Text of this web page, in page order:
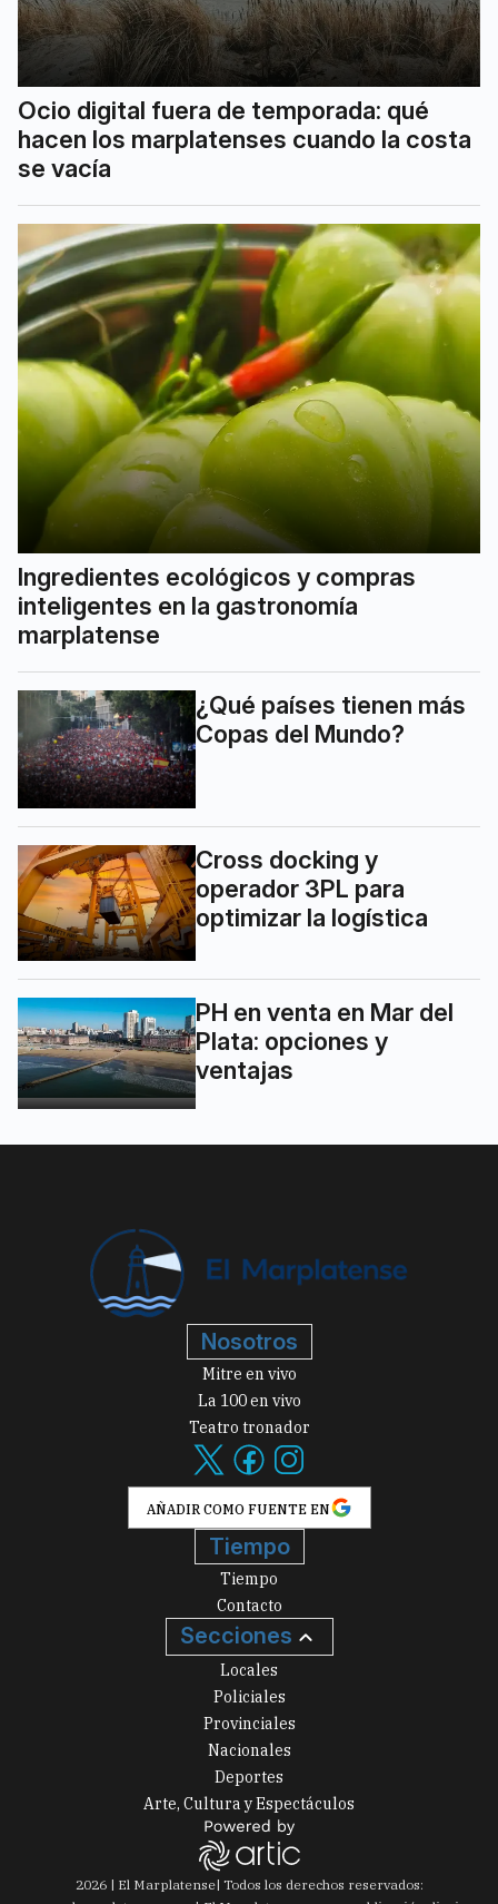
Ocio digital fuera de temporada: qué
hacen los marplatenses cuando la costa
se vacía
Ingredientes ecológicos y compras
inteligentes en la gastronomía
marplatense
¿Qué países tienen más
Copas del Mundo?
Cross docking y
operador 3PL para
optimizar la logística
PH en venta en Mar del
Plata: opciones y
ventajas
Nosotros
Mitre en vivo
La 100 en vivo
Teatro tronador
AÑADIR COMO FUENTE EN
Tiempo
Tiempo
Contacto
Secciones
Locales
Policiales
Provinciales
Nacionales
Deportes
Arte, Cultura y Espectáculos
2026| El Marplatense| Todos los derechos reservados: